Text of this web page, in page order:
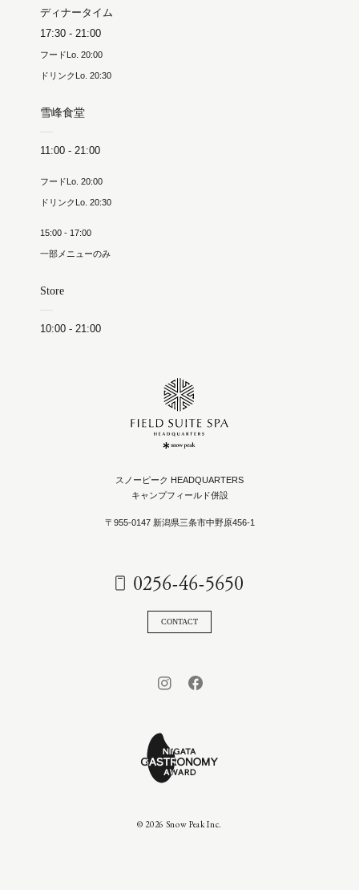
ディナータイム
17:30 - 21:00
フードLo. 20:00
ドリンクLo. 20:30
雪峰食堂
11:00 - 21:00
フードLo. 20:00
ドリンクLo. 20:30
15:00 - 17:00
一部メニューのみ
Store
10:00 - 21:00
スノーピーク HEADQUARTERS
キャンプフィールド併設
〒955-0147 新潟県三条市中野原456-1
0256-46-5650
CONTACT
© 2026 Snow Peak Inc.